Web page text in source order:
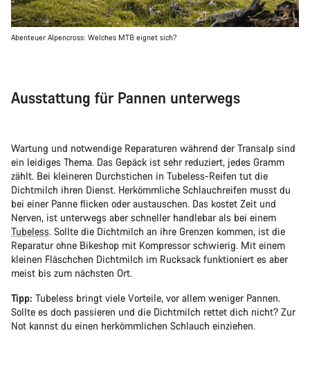
Abenteuer Alpencross: Welches MTB eignet sich?
Ausstattung für Pannen unterwegs
Wartung und notwendige Reparaturen während der Transalp sind
ein leidiges Thema. Das Gepäck ist sehr reduziert, jedes Gramm
zählt. Bei kleineren Durchstichen in Tubeless-Reifen tut die
Dichtmilch ihren Dienst. Herkömmliche Schlauchreifen musst du
bei einer Panne flicken oder austauschen. Das kostet Zeit und
Nerven, ist unterwegs aber schneller handlebar als bei einem
Tubeless. Sollte die Dichtmilch an ihre Grenzen kommen, ist die
Reparatur ohne Bikeshop mit Kompressor schwierig. Mit einem
kleinen Fläschchen Dichtmilch im Rucksack funktioniert es aber
meist bis zum nächsten Ort.
Tipp: Tubeless bringt viele Vorteile, vor allem weniger Pannen.
Sollte es doch passieren und die Dichtmilch rettet dich nicht? Zur
Not kannst du einen herkömmlichen Schlauch einziehen.